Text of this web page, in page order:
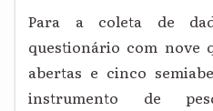
Para a coleta de
questionário com nove
abertas e cinco
instrumento de